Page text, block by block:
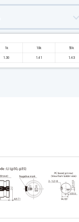
1k 10k 50k
1.30 1.41 1.43